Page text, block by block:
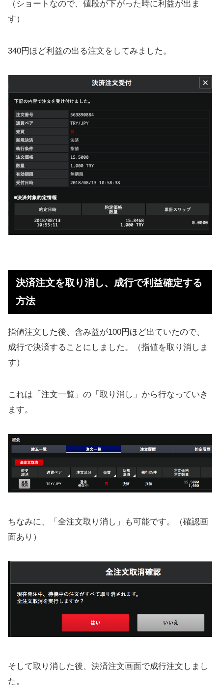
（ショートなので、値段が下がった時に利益が出ま
す）
340円ほど利益の出る注文をしてみました。
決済注文を取り消し、成行で利益確定する
方法
指値注文した後、含み益が100円ほど出ていたので、
成行で決済することにしました。（指値を取り消しま
す）
これは「注文一覧」の「取り消し」から行なっていき
ます。
ちなみに、「全注文取り消し」も可能です。（確認画
面あり）
そして取り消した後、決済注文画面で成行注文しまし
た。